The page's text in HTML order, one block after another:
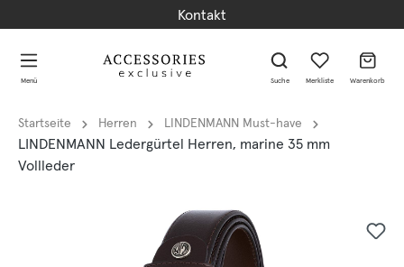
Kontakt
Menü Suche Merkliste Warenkorb
Startseite Herren LINDENMANN Must-have
LINDENMANN Ledergürtel Herren, marine 35 mm
Vollleder